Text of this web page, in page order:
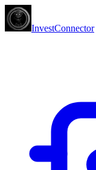
InvestConnector